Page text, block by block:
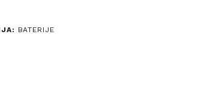
BATERIJE